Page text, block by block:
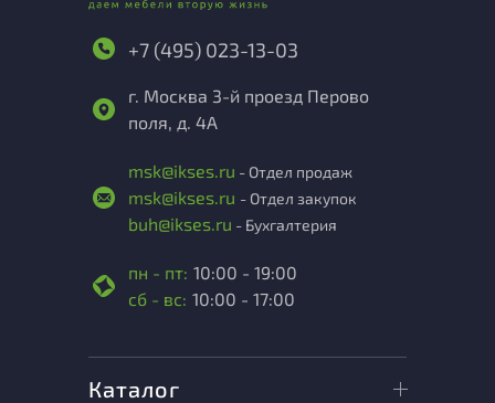
+7 (495) 023-13-03
г. Москва 3-й проезд Перово
поля, д. 4А
msk@ikses.ru - Отдел продаж
msk@ikses.ru - Отдел закупок
buh@ikses.ru - Бухгалтерия
пн - пт: 10:00 - 19:00
сб - вс: 10:00 - 17:00
Каталог